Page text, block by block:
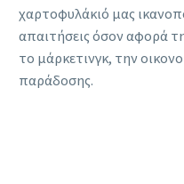
χαρτοφυλάκιό μας
απαιτήσεις όσον αφορά
το μάρκετινγκ, την
παράδοσης.